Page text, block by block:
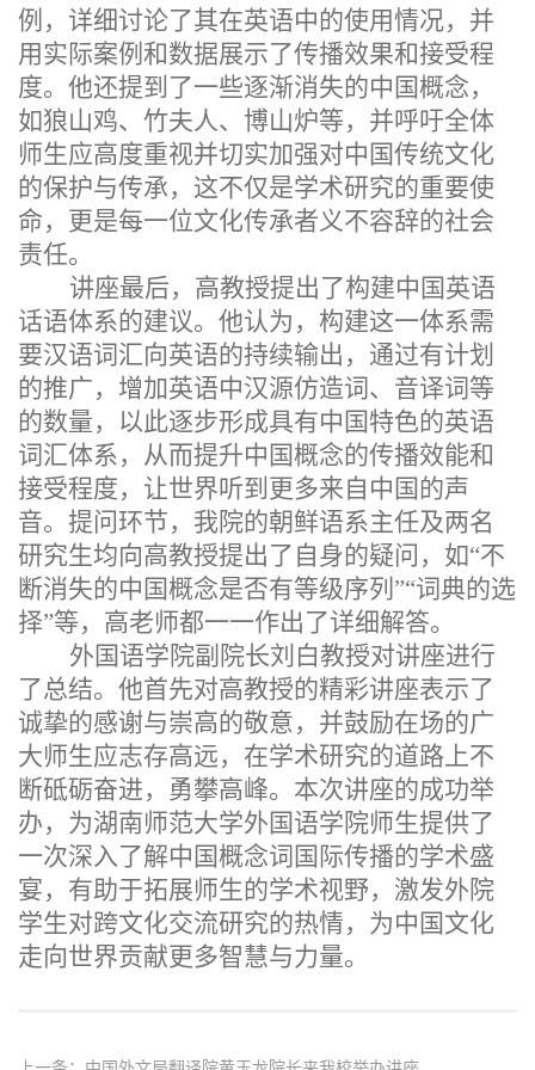
例，详细讨论了其在英语中的使用情况，并
用实际案例和数据展示了传播效果和接受程
度。他还提到了一些逐渐消失的中国概念，
如狼山鸡、竹夫人、博山炉等，并呼吁全体
师生应高度重视并切实加强对中国传统文化
的保护与传承，这不仅是学术研究的重要使
命，更是每一位文化传承者义不容辞的社会
责任。
讲座最后，高教授提出了构建中国英语
话语体系的建议。他认为，构建这一体系需
要汉语词汇向英语的持续输出 ， 通过有计划
的推广，增加英语中汉源仿造词、音译词等
的数量， 以此逐步形成具有中国特色的英语
词汇体系，从而提升中国概念的传播效能和
接受程度，让世界听到更多来自中国的声
音。提问环节，我院的朝鲜语系主任及两名
研究生均向高教授提出了自身的疑问 ，如“不
断消失的中国概念是否有等级序列”“词典的选
择”等，高老师都一一作出了详细解答。
外国语学院副院长刘白教授对讲座进行
了总结。他首先对高教授的精彩讲座表示了
诚挚的感谢与崇高的敬意，并鼓励在场的广
大师生应志存高远，在学术研究的道路上不
断砥砺奋进，勇攀高峰。本次讲座的成功举
办，为湖南师范大学外国语学院师生提供了
一次深入了解中国概念词国际传播的学术盛
宴，有助于拓展师生的学术视野，激发外院
学生对跨文化交流研究的热情，为中国文化
走向世界贡献更多智慧与力量。